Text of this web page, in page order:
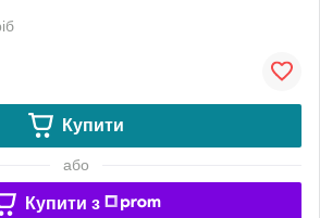
Купити
або
Купити з